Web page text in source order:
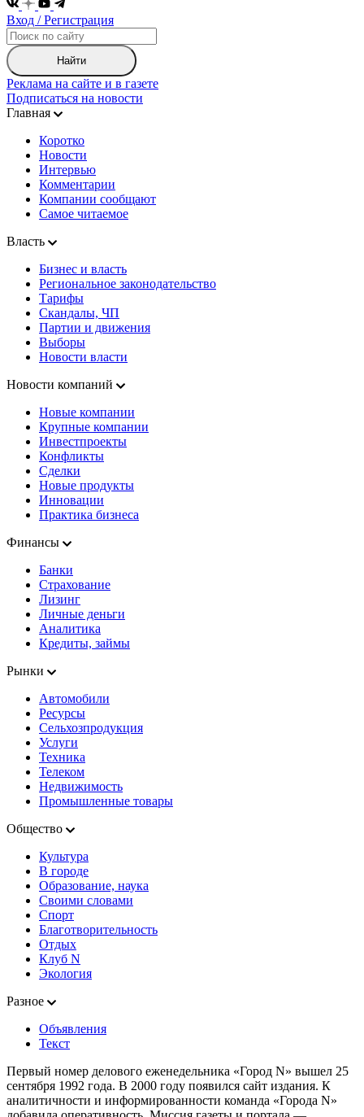
Вход / Регистрация
Найти
Реклама на сайте и в газете
Подписаться на новости
Главная
Коротко
Новости
Интервью
Комментарии
Компании сообщают
Самое читаемое
Власть
Бизнес и власть
Региональное законодательство
Тарифы
Скандалы, ЧП
Партии и движения
Выборы
Новости власти
Новости компаний
Новые компании
Крупные компании
Инвестпроекты
Конфликты
Сделки
Новые продукты
Инновации
Практика бизнеса
Финансы
Банки
Страхование
Лизинг
Личные деньги
Аналитика
Кредиты, займы
Рынки
Автомобили
Ресурсы
Сельхозпродукция
Услуги
Техника
Телеком
Недвижимость
Промышленные товары
Общество
Культура
В городе
Образование, наука
Своими словами
Спорт
Благотворительность
Отдых
Клуб N
Экология
Разное
Объявления
Текст
Первый номер делового еженедельника «Город N» вышел 25
сентября 1992 года. В 2000 году появился сайт издания. К
аналитичности и информированности команда «Города N»